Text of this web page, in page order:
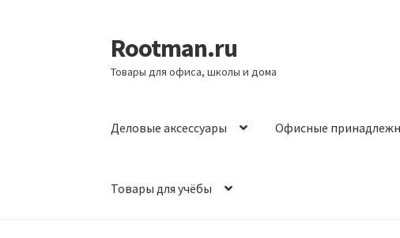
Перейти
к
навигации
Перейти
к
содержимому
Rootman.ru
Товары для офиса, школы и дома
Деловые аксессуары Офисные
Товары для учёбы